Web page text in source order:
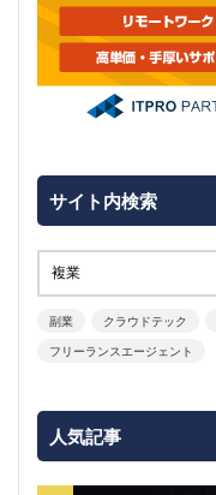
サイト内検索
副業 クラウドテック
フリーランスエージェント
人気記事